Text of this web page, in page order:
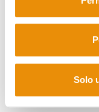
Solo